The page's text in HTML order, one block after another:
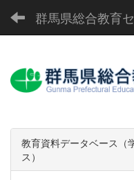
群馬県総合教育
教育資料データベース（
ス）